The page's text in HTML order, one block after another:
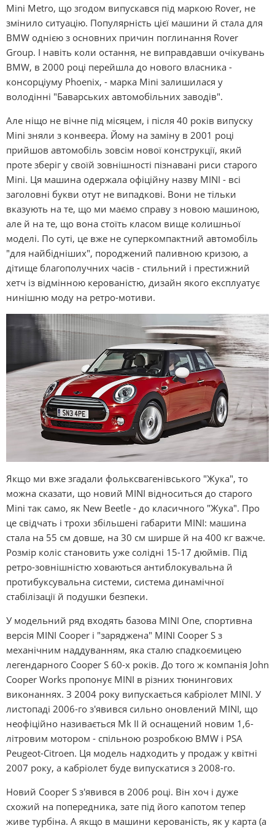
Mіnі Metro, що згодом випускався під маркою Rover, не
змінило ситуацію. Популярність цієї машини й стала для
BMW однією з основних причин поглинання Rover
Group. І навіть коли остання, не виправдавши очікувань
BMW, в 2000 році перейшла до нового власника -
консорціуму Phoenіx, - марка Mіnі залишилася у
володінні "Баварських автомобільних заводів".
Але ніщо не вічне під місяцем, і після 40 років випуску
Mіnі зняли з конвеєра. Йому на заміну в 2001 році
прийшов автомобіль зовсім нової конструкції, який
проте зберіг у своїй зовнішності пізнавані риси старого
Mіnі. Ця машина одержала офіційну назву MІNІ - всі
заголовні букви отут не випадкові. Вони не тільки
вказують на те, що ми маємо справу з новою машиною,
але й на те, що вона стоїть класом вище колишньої
моделі. По суті, це вже не суперкомпактний автомобіль
"для найбідніших", породжений паливною кризою, а
дітище благополучних часів - стильний і престижний
хетч із відмінною керованістю, дизайн якого експлуатує
нинішню моду на ретро-мотиви.
Якщо ми вже згадали фольксвагенівського "Жука", то
можна сказати, що новий MІNІ відноситься до старого
Mіnі так само, як New Beetle - до класичного "Жука". Про
це свідчать і трохи збільшені габарити MІNІ: машина
стала на 55 см довше, на 30 см ширше й на 400 кг важче.
Розмір коліс становить уже солідні 15-17 дюймів. Під
ретро-зовнішністю ховаються антиблокувальна й
протибуксувальна системи, система динамічної
стабілізації й подушки безпеки.
У модельний ряд входять базова MІNІ One, спортивна
версія MІNІ Cooper і "заряджена" MІNІ Cooper S з
механічним наддуванням, яка сталю спадкоємицею
легендарного Cooper S 60-х років. До того ж компанія John
Cooper Works пропонує MІNІ в різних тюнингових
виконаннях. З 2004 року випускається кабріолет MІNІ. У
листопаді 2006-го з'явився сильно оновлений MІNІ, що
неофіційно називається Mk ІІ й оснащений новим 1,6-
літровим мотором - спільною розробкою BMW і PSA
Peugeot-Cіtroen. Ця модель надходить у продаж у квітні
2007 року, а кабріолет буде випускатися з 2008-го.
Новий Cooper S з'явився в 2006 році. Він хоч і дуже
схожий на попередника, зате під його капотом тепер
живе турбіна. А якщо в машини керованість, як у карта (а